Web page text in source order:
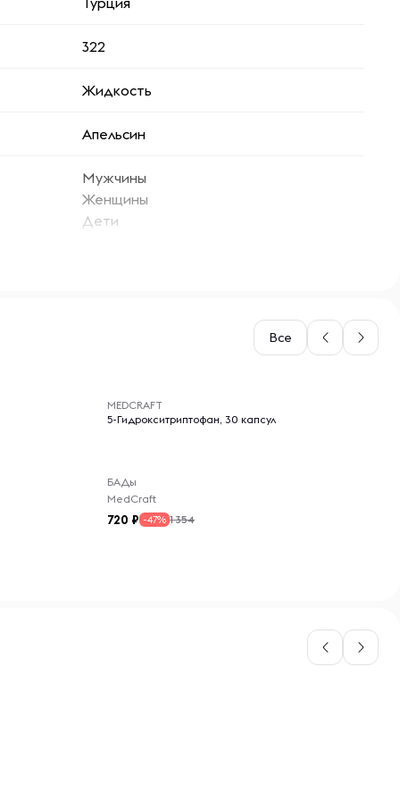
322
Жидкость
Апельсин
Мужчины
Женщины
Дети
Все
MEDCRAFT
5-Гидрокситриптофан, 30 капсул
БАДы
MedCraft
720 -47% 1 354